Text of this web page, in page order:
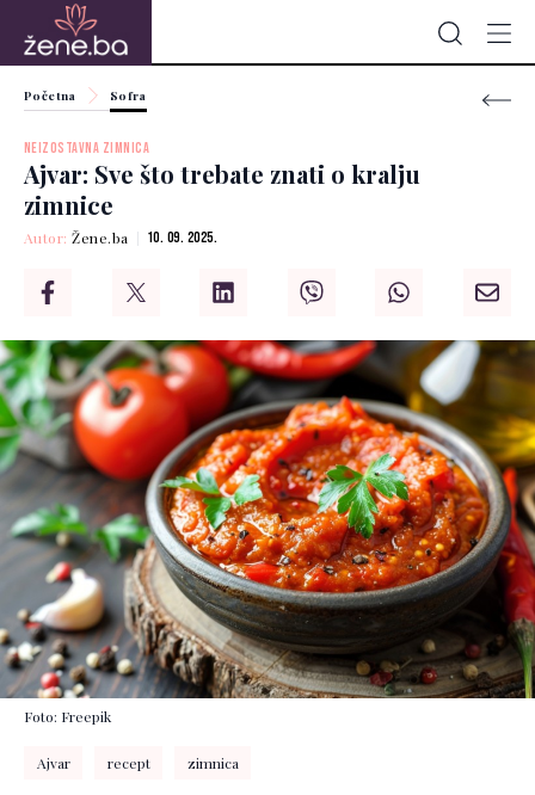
Početna Sofra
NEIZOSTAVNA ZIMNICA
Ajvar: Sve što trebate znati o kralju
zimnice
Autor:Žene.ba 10. 09. 2025.
Foto: Freepik
Ajvar recept zimnica